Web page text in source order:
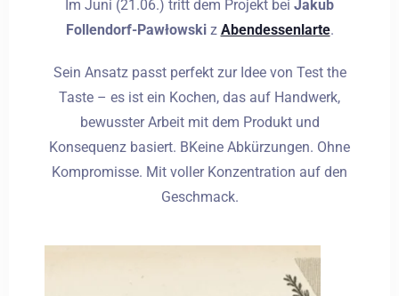
Im Juni (21.06.) tritt dem Projekt bei Jakub
Follendorf-Pawłowskiz Abendessenlarte.
Sein Ansatz passt perfekt zur Idee von Test the
Taste – es ist ein Kochen, das auf Handwerk,
bewusster Arbeit mit dem Produkt und
Konsequenz basiert. BKeine Abkürzungen. Ohne
Kompromisse. Mit voller Konzentration auf den
Geschmack.
Anreise